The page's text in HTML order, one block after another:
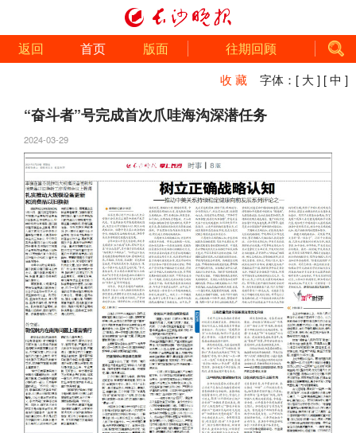
返回 首页 版面 往期回顾
收 藏 字体： [ 大 ] [ 中 ]
“奋斗者”号完成首次爪哇海沟深潜任务
2024-03-29